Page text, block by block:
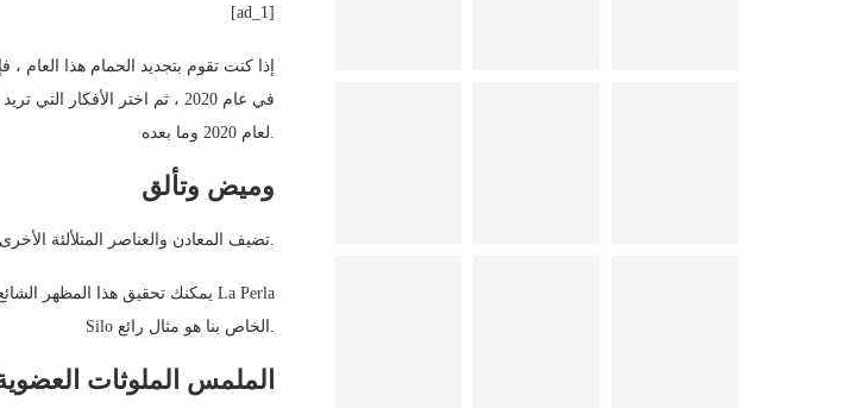
[ad_1]
إذا كنت تقوم بتجديد الحمام هذا العام
في عام 2020 ، ثم اختر
لعام 2020 وما بعده.
وميض وتألق
تضيف المعادن والعناصر المتلألئة الأخرى لمسة خاصة للبلاط هذه الأيام. ستجد بلاطًا به خطوط ذهبية لامعة وبقع من الأحجار الكريمة.
يمكنك تحقيق هذا المظهر
Silo الخاص بنا هو مثال رائع.
الملمس الملوثات العضوية